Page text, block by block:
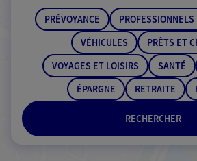
RECHERCHER
PRÉVOYANCE
VÉHICULES
PRÊTS ET
VOYAGES ET LOISIRS
SANTÉ
ÉPARGNE
RETRAITE